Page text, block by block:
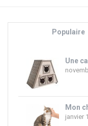
Populaire
Une
Mon
janvier